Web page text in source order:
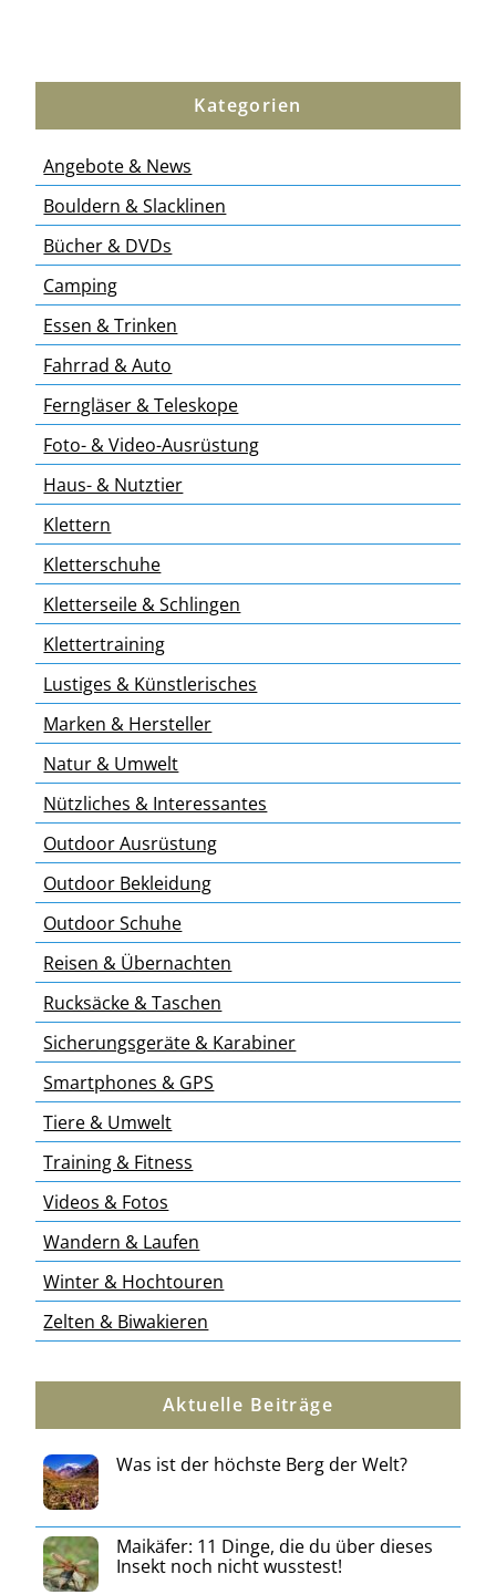
Kategorien
Angebote & News
Bouldern & Slacklinen
Bücher & DVDs
Camping
Essen & Trinken
Fahrrad & Auto
Ferngläser & Teleskope
Foto- & Video-Ausrüstung
Haus- & Nutztier
Klettern
Kletterschuhe
Kletterseile & Schlingen
Klettertraining
Lustiges & Künstlerisches
Marken & Hersteller
Natur & Umwelt
Nützliches & Interessantes
Outdoor Ausrüstung
Outdoor Bekleidung
Outdoor Schuhe
Reisen & Übernachten
Rucksäcke & Taschen
Sicherungsgeräte & Karabiner
Smartphones & GPS
Tiere & Umwelt
Training & Fitness
Videos & Fotos
Wandern & Laufen
Winter & Hochtouren
Zelten & Biwakieren
Aktuelle Beiträge
Was ist der höchste Berg der Welt?
Maikäfer: 11 Dinge, die du über dieses
Insekt noch nicht wusstest!